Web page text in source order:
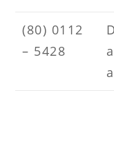
(80) 0112
– 5428